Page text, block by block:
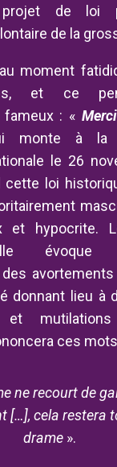
projet de loi
de la
moment
et ce
fameux : «
monte à la
le 26
cette loi
et hypocrite.
évoque
des
donnant lieu à
et
ces
ne recourt de
[…], cela restera
drame ».